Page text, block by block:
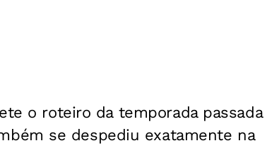
o roteiro da temporada passada
se despediu exatamente na